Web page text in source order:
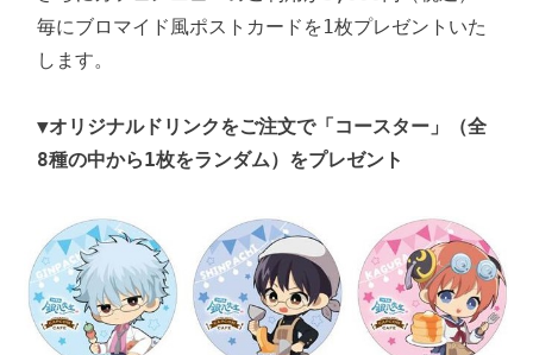
毎にブロマイド風ポストカードを1枚プレゼントいた
します。
▼オリジナルドリンクをご注文で「コースター」（全
8種の中から1枚をランダム）をプレゼント